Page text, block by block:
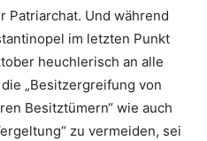
Patriarchat. Und während
im letzten Punkt
heuchlerisch an alle
„Besitzergreifung von
Besitztümern“ wie auch
zu vermeiden, sei